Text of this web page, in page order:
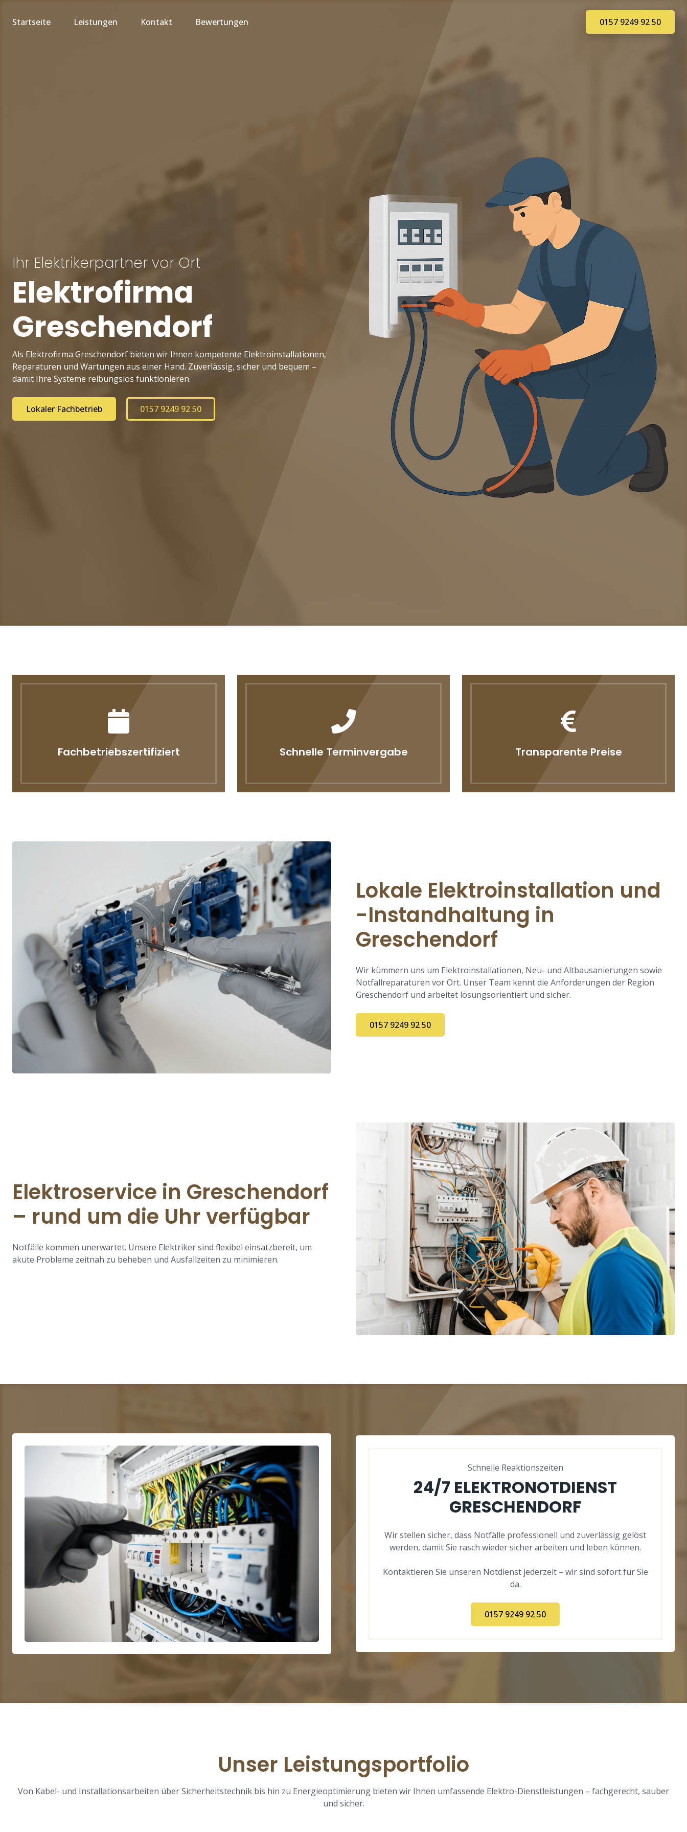
Startseite Leistungen Kontakt Bewertungen 0157 9249 92 50
Ihr Elektrikerpartner vor Ort
Elektrofirma
Greschendorf
Als Elektrofirma Greschendorf bieten wir Ihnen kompetente Elektroinstallationen,
Reparaturen und Wartungen aus einer Hand. Zuverlässig, sicher und bequem –
damit Ihre Systeme reibungslos funktionieren.
Lokaler Fachbetrieb 0157 9249 92 50
Fachbetriebszertifiziert Schnelle Terminvergabe Transparente Preise
Lokale Elektroinstallation und
-Instandhaltung in
Greschendorf
Wir kümmern uns um Elektroinstallationen, Neu- und Altbausanierungen sowie
Notfallreparaturen vor Ort. Unser Team kennt die Anforderungen der Region
Greschendorf und arbeitet lösungsorientiert und sicher.
0157 9249 92 50
Elektroservice in Greschendorf
– rund um die Uhr verfügbar
Notfälle kommen unerwartet. Unsere Elektriker sind flexibel einsatzbereit, um
akute Probleme zeitnah zu beheben und Ausfallzeiten zu minimieren.
Schnelle Reaktionszeiten
24/7 ELEKTRONOTDIENST
GRESCHENDORF
Wir stellen sicher, dass Notfälle professionell und zuverlässig gelöst
werden, damit Sie rasch wieder sicher arbeiten und leben können.
Kontaktieren Sie unseren Notdienst jederzeit – wir sind sofort für Sie
da.
0157 9249 92 50
Unser Leistungsportfolio
Von Kabel- und Installationsarbeiten über Sicherheitstechnik bis hin zu Energieoptimierung bieten wir Ihnen umfassende Elektro-Dienstleistungen – fachgerecht, sauber
und sicher.